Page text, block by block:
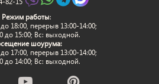
Режим работы:
18:00, перерыв 13:00-14:00;
до 15:00; Вс: выходной.
шоурума:
17:00, перерыв 13:00-14:00;
до 14:00; Вс: выходной.